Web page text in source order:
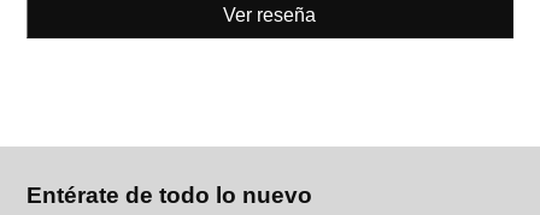
Ver reseña
Entérate de todo lo nuevo